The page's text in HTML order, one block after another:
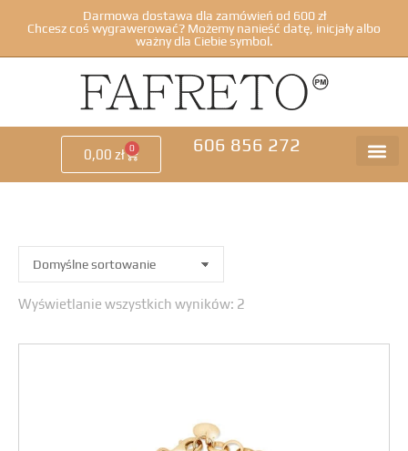
Darmowa dostawa dla zamówień od 600 zł
Chcesz coś wygrawerować? Możemy nanieść datę, inicjały albo
ważny dla Ciebie symbol.
0,00 zł 0 606 856 272
Wyświetlanie wszystkich wyników: 2